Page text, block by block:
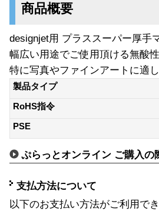
商品概要
designjet用 プラススーパー厚手
幅広い用途でご使用頂ける無酸
特に写真やファインアートに適
製品タイプ
RoHS指令
PSE
ぷらっとオンライン ご購入の
支払方法について
以下のお支払い方法がご利用で